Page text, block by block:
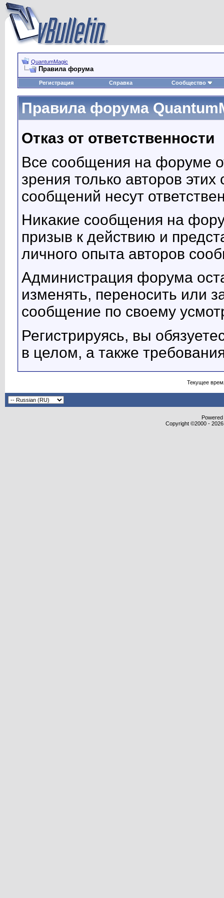
QuantumMagic
Правила форума
Регистрация Справка Сообщество
Правила форума
Отказ от ответственности
Все сообщения на форуме
зрения только авторов
сообщений несут
Никакие сообщения на
призыв к действию и
личного опыта авторов
Администрация форума
изменять, переносить или
сообщение по своему
Регистрируясь, вы
в целом, а также
Текущее
Copyright ©2000 -